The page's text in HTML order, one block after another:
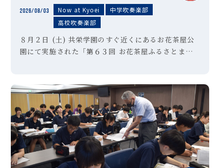
2026/08/03 Now at Kyoei
中学吹奏楽部
高校吹奏楽部
８月２日 (土) 共栄学園のすぐ近くにあるお花茶屋公
園にて実施された「第６３回 お花茶屋ふるさとまつ
始まり、アンコー […]